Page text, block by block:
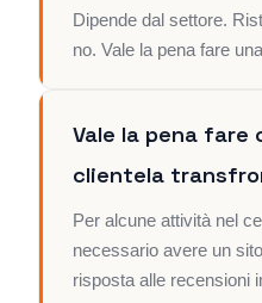
Dipende dal settore.
no. Vale la pena fare
Vale la pena
clientela
Per alcune attività nel
necessario avere un
risposta alle recensioni